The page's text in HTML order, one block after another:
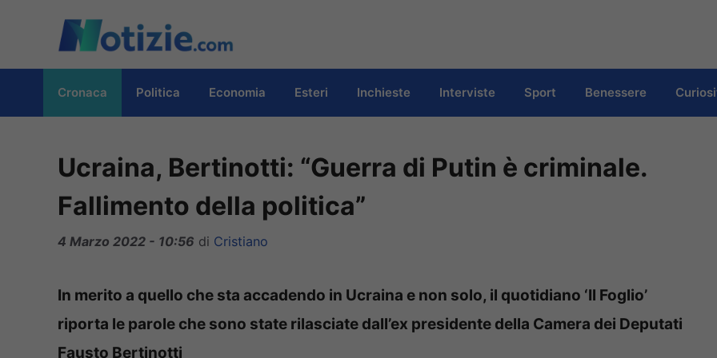
contenuto
Cronaca Politica Economia Esteri Inchieste Interviste Sport Benessere
Ucraina, Bertinotti: “Guerra di Putin è criminale.
Fallimento della politica”
4 Marzo 2022 - 10:56 di Cristiano
In merito a quello che sta accadendo in Ucraina e non solo, il quotidiano ‘Il Foglio’
riporta le parole che sono state rilasciate dall’ex presidente della Camera dei Deputati
Fausto Bertinotti